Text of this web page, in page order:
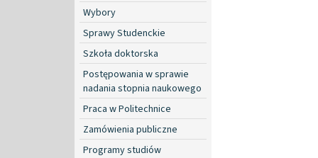
Wybory
Sprawy Studenckie
Szkoła doktorska
Postępowania w sprawie
nadania stopnia naukowego
Praca w Politechnice
Zamówienia publiczne
Programy studiów